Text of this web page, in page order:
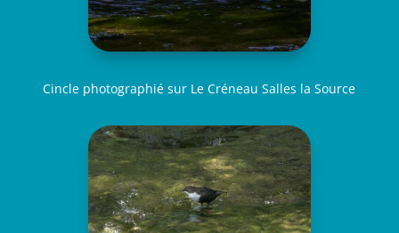
Cincle photographié sur Le Créneau Salles la Source